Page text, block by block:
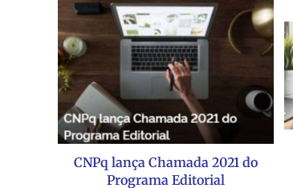
CNPq lança Chamada 2021 do
Programa Editorial